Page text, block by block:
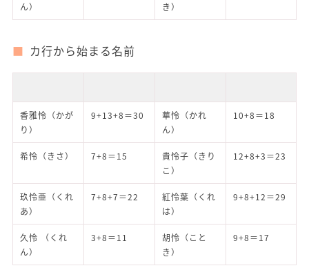
ん）
き）
カ行から始まる名前
香雅怜（かが
り）
9+13+8＝30
華怜（かれ
ん）
10+8＝18
希怜（きさ） 7+8＝15
貴怜子（きり
こ）
12+8+3＝23
玖怜亜（くれ
あ）
7+8+7＝22
紅怜葉（くれ
は）
9+8+12＝29
久怜 （くれ
ん）
3+8＝11
胡怜（こと
き）
9+8＝17